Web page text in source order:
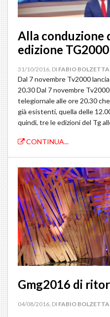
Alla conduzione
edizione TG2000
31/10/2016, DI FABIO BOLZETTA
Dal 7 novembre Tv2000
20.30 Dal 7 novembre
telegiornale alle ore 20.30
già esistenti, quella delle
quindi, tre le edizioni del Tg
CONTINUA...
Gmg2016 di
04/08/2016, DI FABIO BOLZETTA